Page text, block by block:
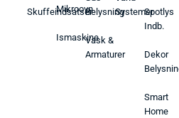
Skuffeindsatser
Mikroovn
Ismaskine
Belysning
Vask &
Armaturer
SystemerSpotlys
Indb.
Dekor
Smart
Home